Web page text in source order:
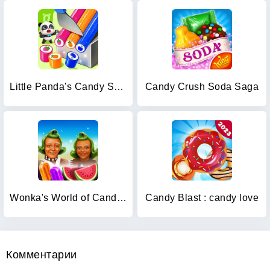
Little Panda's Candy Shop Candy Crush Soda Saga
Wonka's World of Candy Match 3 Candy Blast : candy love
Комментарии